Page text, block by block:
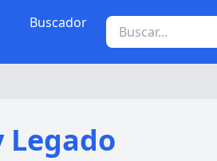
Buscador
Legado